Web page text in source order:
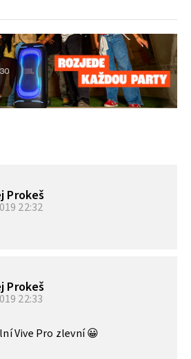
Prokeš
22:32
Prokeš
22:33
Vive Pro zlevní 😀